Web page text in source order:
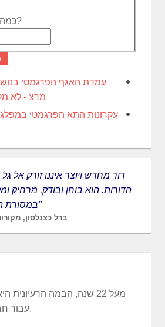
כמה זה 4 ועוד שלוש?
עמדת האגף הפרגמטי
מרצ - לא
עקרונות התא הפרגמטי
הדורות. הוא בוחן ובודק, מרחיק
במסורת הקיימת ומוסיף עליה"
ברל כצנלסון,
מעל 22 שנה, הבמה
עבור חברי מפלגת העבודה.